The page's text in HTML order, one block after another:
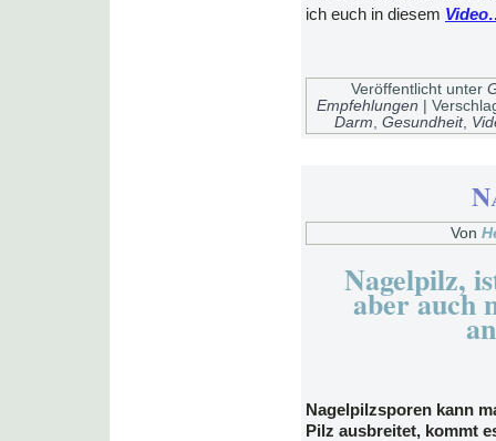
ich euch in diesem
Veröffentlicht unter
Empfehlungen
Darm, Gesundheit,
Von
Nagelpilz,
aber auch
Nagelpilzsporen kann
Pilz ausbreitet, kommt